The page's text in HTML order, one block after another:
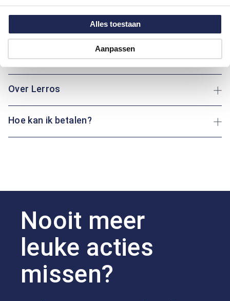
Alles toestaan
Aanpassen
blauwe tinten geven het een warme uitstraling. Perfect voor
zowel een wandeling met de hond als een ontspannen dag
thuis: dit kledingstuk biedt altijd comfort.
Maatinformatie
Over Lerros
Hoe kan ik betalen?
Nooit meer
leuke acties
missen?